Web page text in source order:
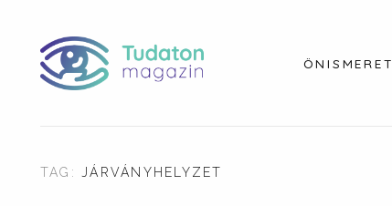
ÖNISMERET
TAG: JÁRVÁNYHELYZET